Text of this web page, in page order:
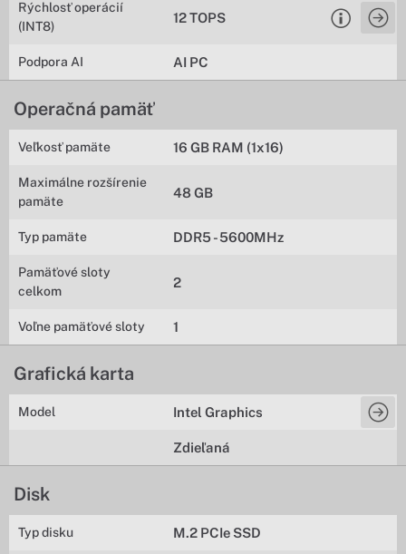
Rýchlosť operácií
(INT8)
12 TOPS
Podpora AI AI PC
Operačná pamäť
Veľkosť pamäte 16 GB RAM (1x16)
Maximálne rozšírenie
pamäte
48 GB
Typ pamäte DDR5 - 5600MHz
Pamäťové sloty
celkom
2
Voľne pamäťové sloty 1
Grafická karta
Model Intel Graphics
Zdieľaná
Disk
Typ disku M.2 PCIe SSD